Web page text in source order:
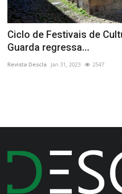
Ciclo de Festivais de
Guarda regressa...
Revista Descla Jan 31, 2023 2547